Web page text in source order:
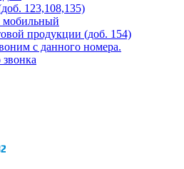
123,108,135)
мобильный
продукции (доб. 154)
с данного номера.